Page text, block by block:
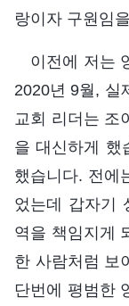
랑이자 구원임
이전에 저는
2020년 9월, 실
교회 리더는 조
을 대신하게 했
했습니다. 전에
었는데 갑자기
역을 책임지게
한 사람처럼 보
단번에 평범한